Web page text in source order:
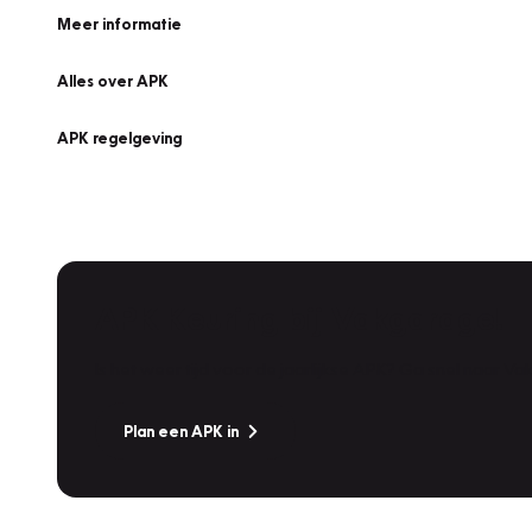
Meer informatie
Alles over APK
APK regelgeving
Plan een APK in